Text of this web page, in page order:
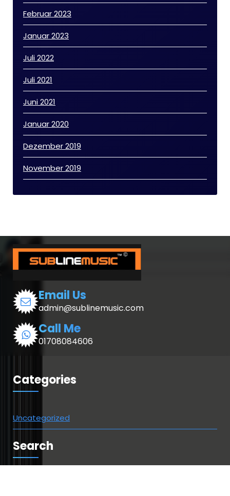
Februar 2023
Januar 2023
Juli 2022
Juli 2021
Juni 2021
Januar 2020
Dezember 2019
November 2019
Email Us
admin@sublinemusic.com
Call Me
01708084606
Categories
Uncategorized
Search